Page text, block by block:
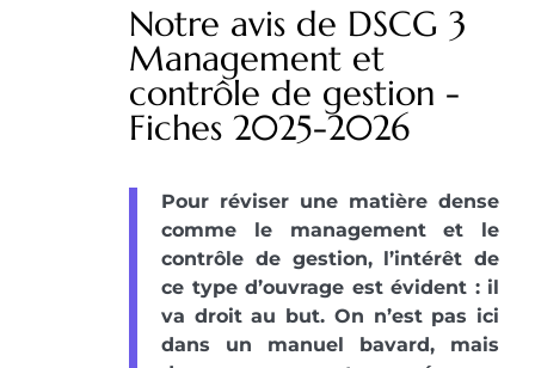
Notre avis de DSCG 3
Management et
contrôle de gestion -
Fiches 2025-2026
Pour réviser une matière dense
comme le management et le
contrôle de gestion, l’intérêt de
ce type d’ouvrage est évident : il
va droit au but. On n’est pas ici
dans un manuel bavard, mais